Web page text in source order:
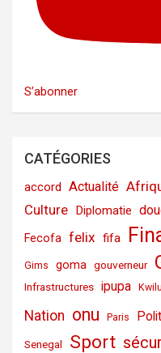
S’abonner
CATÉGORIES
accord Actualité
Culture Diplomatie
Fecofa felix fifa
Gims goma gouverneur
Infrastructures ipupa Kwilu
Nation onu Paris
Senegal Sport